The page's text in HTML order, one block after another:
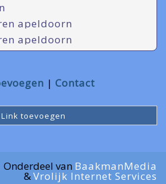
apeldoorn
apeldoorn
Contact
Link toevoegen
van BaakmanMedia
&Vrolijk Internet Services